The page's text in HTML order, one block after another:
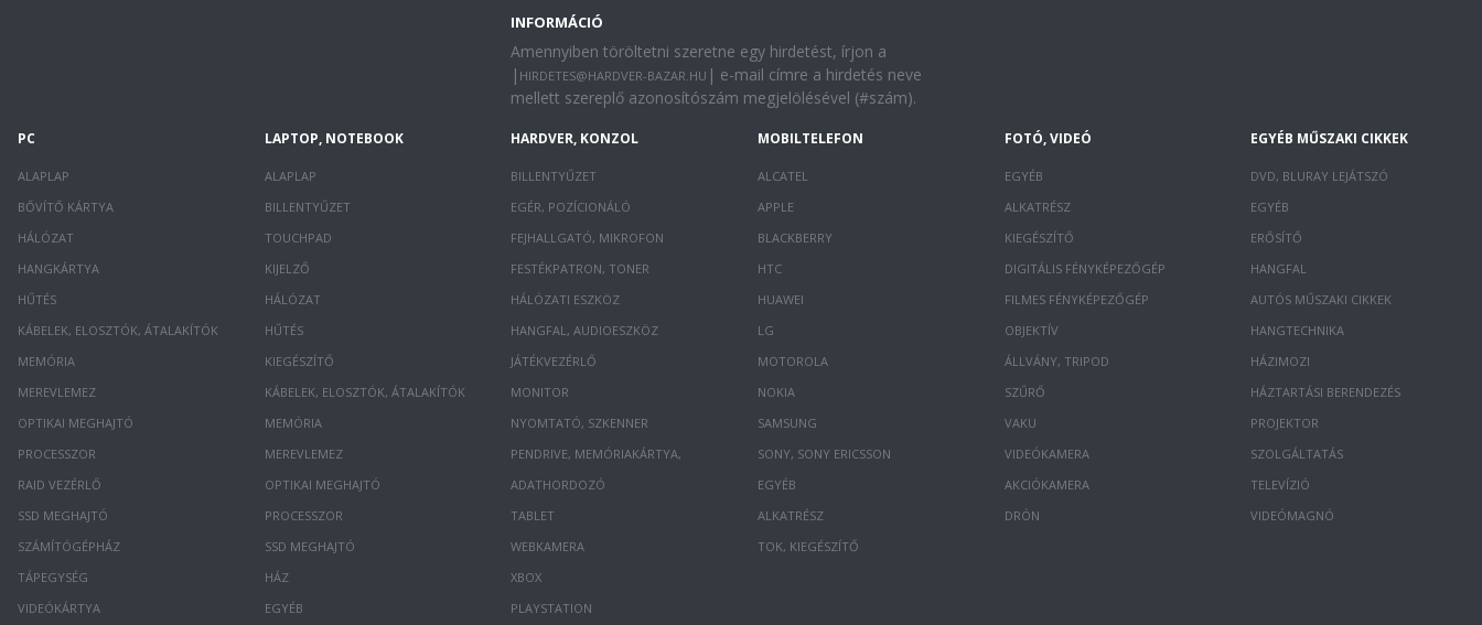
INFORMÁCIÓ
Amennyiben töröltetni szeretne egy hirdetést, írjon a
| HIRDETES@HARDVER-BAZAR.HU | e-mail címre a hirdetés neve
mellett szereplő azonosítószám megjelölésével (#szám).
PC
ALAPLAP
BŐVÍTŐ KÁRTYA
HÁLÓZAT
HANGKÁRTYA
HŰTÉS
KÁBELEK, ELOSZTÓK, ÁTALAKÍTÓK
MEMÓRIA
MEREVLEMEZ
OPTIKAI MEGHAJTÓ
PROCESSZOR
RAID VEZÉRLŐ
SSD MEGHAJTÓ
SZÁMÍTÓGÉPHÁZ
TÁPEGYSÉG
VIDEÓKÁRTYA
LAPTOP, NOTEBOOK
ALAPLAP
BILLENTYŰZET
TOUCHPAD
KIJELZŐ
HÁLÓZAT
HŰTÉS
KIEGÉSZÍTŐ
KÁBELEK, ELOSZTÓK, ÁTALAKÍTÓK
MEMÓRIA
MEREVLEMEZ
OPTIKAI MEGHAJTÓ
PROCESSZOR
SSD MEGHAJTÓ
HÁZ
EGYÉB
HARDVER, KONZOL
BILLENTYŰZET
EGÉR, POZÍCIONÁLÓ
FEJHALLGATÓ, MIKROFON
FESTÉKPATRON, TONER
HÁLÓZATI ESZKÖZ
HANGFAL, AUDIOESZKÖZ
JÁTÉKVEZÉRLŐ
MONITOR
NYOMTATÓ, SZKENNER
PENDRIVE, MEMÓRIAKÁRTYA,
ADATHORDOZÓ
TABLET
WEBKAMERA
XBOX
PLAYSTATION
MOBILTELEFON
ALCATEL
APPLE
BLACKBERRY
HTC
HUAWEI
LG
MOTOROLA
NOKIA
SAMSUNG
SONY, SONY ERICSSON
EGYÉB
ALKATRÉSZ
TOK, KIEGÉSZÍTŐ
FOTÓ, VIDEÓ
EGYÉB
ALKATRÉSZ
KIEGÉSZÍTŐ
DIGITÁLIS FÉNYKÉPEZŐGÉP
FILMES FÉNYKÉPEZŐGÉP
OBJEKTÍV
ÁLLVÁNY, TRIPOD
SZŰRŐ
VAKU
VIDEÓKAMERA
AKCIÓKAMERA
DRÓN
EGYÉB MŰSZAKI CIKKEK
DVD, BLURAY LEJÁTSZÓ
EGYÉB
ERŐSÍTŐ
HANGFAL
AUTÓS MŰSZAKI CIKKEK
HANGTECHNIKA
HÁZIMOZI
HÁZTARTÁSI BERENDEZÉS
PROJEKTOR
SZOLGÁLTATÁS
TELEVÍZIÓ
VIDEÓMAGNÓ